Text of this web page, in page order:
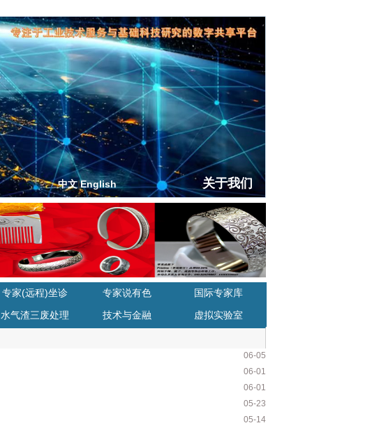
中文|English 关于我们
专家(远程)坐诊 专家说有色
国际专家库
水气渣三废处理 技术与金融 虚拟实验室
06-05
06-01
06-01
05-23
05-14